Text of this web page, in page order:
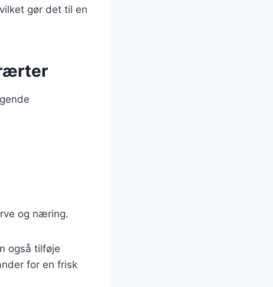
gør det til en
og næring.
også tilføje
for en frisk